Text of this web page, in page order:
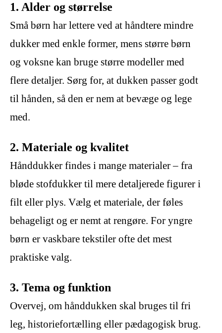
1. Alder og størrelse
Små børn har lettere ved at håndtere mindre
dukker med enkle former, mens større børn
og voksne kan bruge større modeller med
flere detaljer. Sørg for, at dukken passer godt
til hånden, så den er nem at bevæge og lege
med.
2. Materiale og kvalitet
Hånddukker findes i mange materialer – fra
bløde stofdukker til mere detaljerede figurer i
filt eller plys. Vælg et materiale, der føles
behageligt og er nemt at rengøre. For yngre
børn er vaskbare tekstiler ofte det mest
praktiske valg.
3. Tema og funktion
Overvej, om hånddukken skal bruges til fri
leg, historiefortælling eller pædagogisk brug.